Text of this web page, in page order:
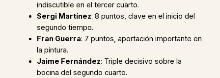
indiscutible en el tercer cuarto.
Sergi Martínez: 8 puntos, clave en el inicio del
segundo tiempo.
Fran Guerra: 7 puntos, aportación importante en
la pintura.
Jaime Fernández: Triple decisivo sobre la
bocina del segundo cuarto.